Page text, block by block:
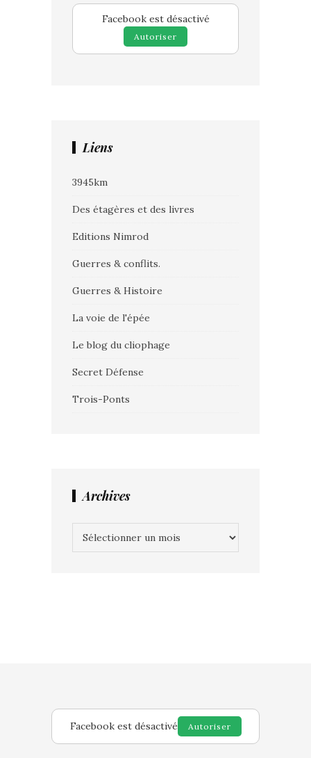
Facebook est désactivé
Autoriser
Liens
3945km
Des étagères et des livres
Editions Nimrod
Guerres & conflits.
Guerres & Histoire
La voie de l'épée
Le blog du cliophage
Secret Défense
Trois-Ponts
Archives
Facebook est désactivé Autoriser